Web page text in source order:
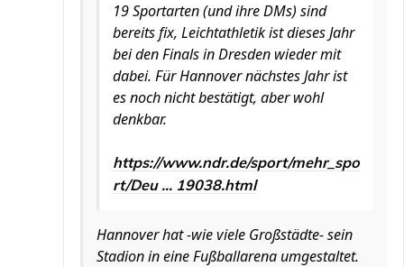
19 Sportarten (und ihre DMs) sind
bereits fix, Leichtathletik ist dieses Jahr
bei den Finals in Dresden wieder mit
dabei. Für Hannover nächstes Jahr ist
es noch nicht bestätigt, aber wohl
denkbar.
https://www.ndr.de/sport/mehr_spo
rt/Deu ... 19038.html
Hannover hat -wie viele Großstädte- sein
Stadion in eine Fußballarena umgestaltet.